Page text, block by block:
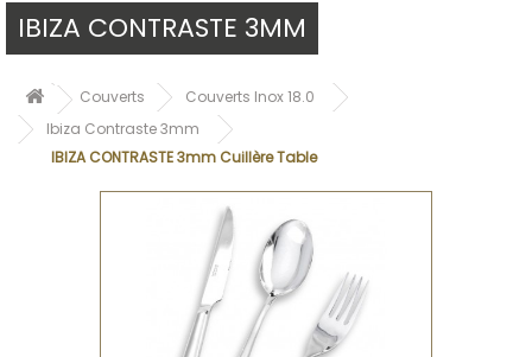
IBIZA CONTRASTE 3MM
Couverts
Couverts Inox 18.0
Ibiza Contraste 3mm
IBIZA CONTRASTE 3mm Cuillère Table